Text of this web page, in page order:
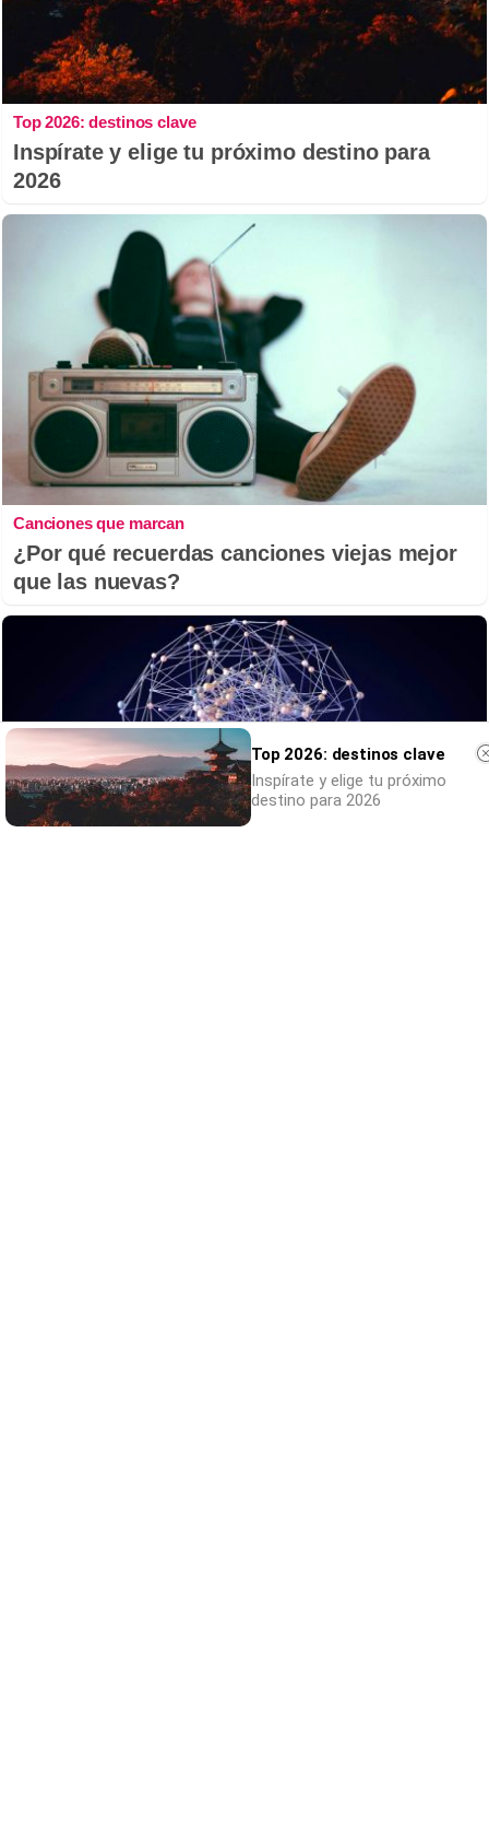
Top 2026: destinos clave
Inspírate y elige tu próximo destino para
2026
Canciones que marcan
¿Por qué recuerdas canciones viejas mejor
que las nuevas?
Top 2026: destinos clave
Inspírate y elige tu próximo
destino para 2026